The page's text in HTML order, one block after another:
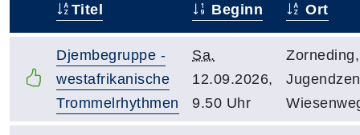
Titel Beginn Ort
Djembegruppe -
westafrikanische
Trommelrhythmen
Sa.
12.09.2026,
9.50 Uhr
Zorneding,